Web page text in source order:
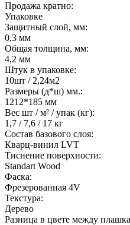
Продажа кратно:
Упаковке
Защитный слой, мм:
0,3 мм
Общая толщина, мм:
4,2 мм
Штук в упаковке:
10шт / 2,24м2
Размеры (д*ш) мм.:
1212*185 мм
Вес шт / м² / упак (кг):
1,7 / 7,6 / 17 кг
Состав базового слоя:
Кварц-винил LVT
Тиснение поверхности:
Standart Wood
Фаска:
Фрезерованная 4V
Текстура:
Дерево
Разница в цвете между